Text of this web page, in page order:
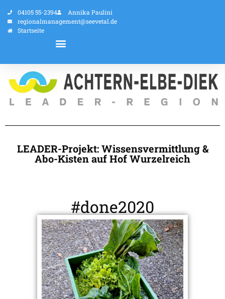
04105 55-2394
Annika Paulini
regionalmanagement@seevetal.de
Startseite
LEADER-Projekt: Wissensvermittlung &
Abo-Kisten auf Hof Wurzelreich
#done2020